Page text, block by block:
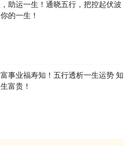
助运一生！通晓五行，把控起伏波
的一生！
事业福寿知！五行透析一生运势 知
富贵！